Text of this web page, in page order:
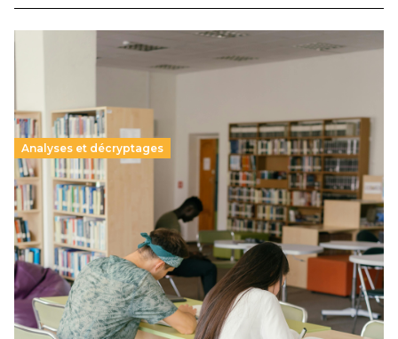
Analyses et décryptages
Supérieur privé : une dérive qui met à mal la
promesse républicaine
11 juillet 2026-
Le projet de loi sur la régulation de l’enseignement
supérieur privé met en lumière l’amplification d’un système
qui relègue l’acte pédagogique au superfétatoire, voire à…
Lire la suite →